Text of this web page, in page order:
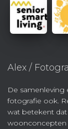
Alex /
De samenleving
fotografie ook.
wat betekent
woonconcepten